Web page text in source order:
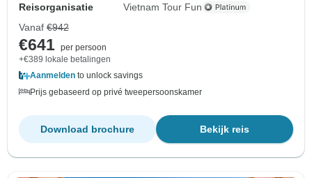
Reisorganisatie
Vietnam Tour Fun
Vanaf €942
€641 per persoon
+€389 lokale betalingen
Aanmelden to unlock savings
Prijs gebaseerd op privé tweepersoonskamer
Bekijk reis
Download brochure